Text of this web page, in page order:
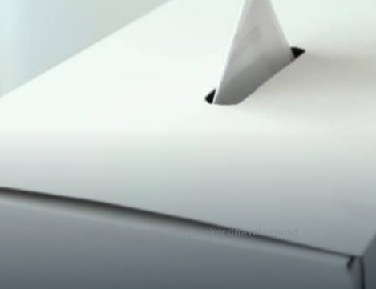
je glasala dijaspora: Zabilježena je rekordna izlaznost